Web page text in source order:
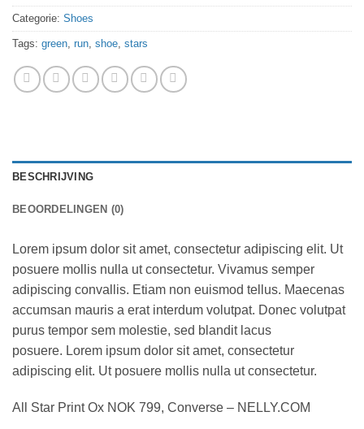
Categorie: Shoes
Tags: green run shoe stars
BESCHRIJVING
BEOORDELINGEN (0)
Lorem ipsum dolor sit amet, consectetur adipiscing elit. Ut
posuere mollis nulla ut consectetur. Vivamus semper
adipiscing convallis. Etiam non euismod tellus. Maecenas
accumsan mauris a erat interdum volutpat. Donec volutpat
purus tempor sem molestie, sed blandit lacus
posuere. Lorem ipsum dolor sit amet, consectetur
adipiscing elit. Ut posuere mollis nulla ut consectetur.
All Star Print Ox NOK 799, Converse – NELLY.COM